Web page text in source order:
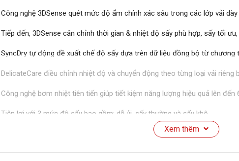
Công nghệ 3DSense quét mức độ ẩm chính xác sâu trong các lớp vải dày
Tiếp đến, 3DSense căn chỉnh thời gian & nhiệt độ sấy phù hợp, sấy tối
SyncDry tự động đề xuất chế độ sấy dựa trên dữ liệu đồng bộ từ chương
DelicateCare điều chỉnh nhiệt độ và chuyển động theo từng loại vải riêng
Công nghệ bơm nhiệt tiên tiến giúp tiết kiệm năng lượng hiệu quả lên đến
Tiện lợi với 3 mức độ sấy bao gồm: dễ ủi, sấy thường và sấy khô
Lồng sấy đảo chiều, chế độ tăng cường chống nhăn cho quần áo phẳng
Tính năng khóa trẻ em đảm bảo an toàn cho trẻ nhỏ, an tâm sử dụng
Xem thêm